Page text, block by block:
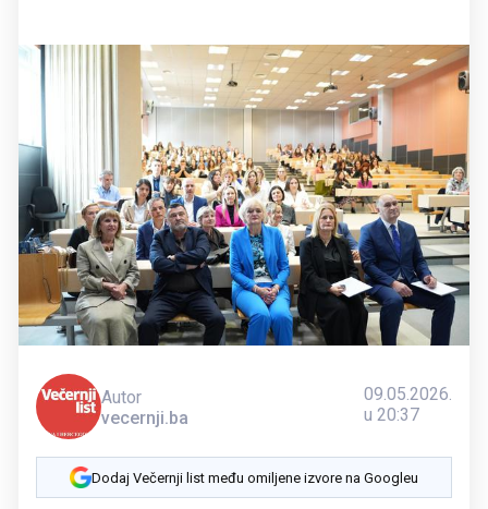
Autor
vecernji.ba
09.05.2026.
u 20:37
Dodaj Večernji list među omiljene izvore na Googleu